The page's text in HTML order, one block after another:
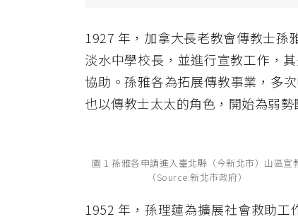
1927 年，加拿大長老教會傳教士
淡水中學校長，並進行宣教工作，
協助。孫雅各為拓展傳教事業，多
也以傳教士太太的角色，開始為弱
圖 1 孫雅各申請進入臺北縣（今新北市）山區宣
（Source:新北市政府）
1952 年，孫理蓮為擴展社會救助